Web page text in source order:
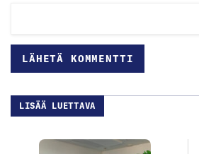
LISÄÄ LUETTAVA